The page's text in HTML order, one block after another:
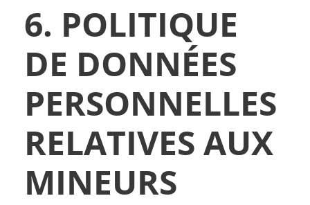
6. POLITIQUE
DE DONNÉES
PERSONNELLES
RELATIVES AUX
MINEURS